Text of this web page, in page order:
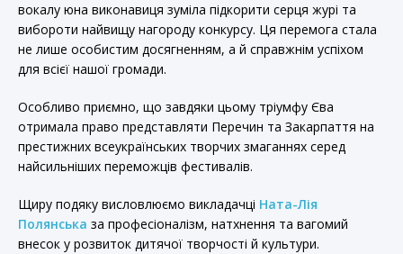
вокалу юна виконавиця зуміла підкорити серця журі та
вибороти найвищу нагороду конкурсу. Ця перемога стала
не лише особистим досягненням, а й справжнім успіхом
для всієї нашої громади.
Особливо приємно, що завдяки цьому тріумфу Єва
отримала право представляти Перечин та Закарпаття на
престижних всеукраїнських творчих змаганнях серед
найсильніших переможців фестивалів.
Щиру подяку висловлюємо викладачці Ната-Лія
Полянська за професіоналізм, натхнення та вагомий
внесок у розвиток дитячої творчості й культури.